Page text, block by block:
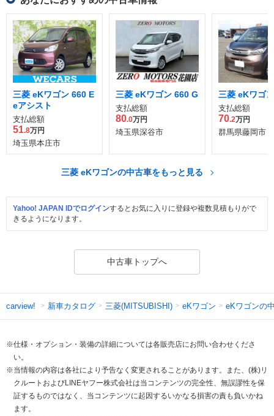
三菱 eKワゴン 660 E
eアシスト
支払総額
51.8万円
埼玉県本庄市
三菱 eKワゴン 660 G
支払総額
80.0万円
埼玉県深谷市
三菱 eKワゴ
支払総額
70.2万円
群馬県藤岡市
三菱 eKワゴンの中古車をもっと見る
Yahoo! JAPAN IDでログインするとお気に入りに登録や複数見積もりがで
きるようになります。
中古車トップへ
carview! 新車カタログ 三菱(MITSUBISHI) eKワゴン eKワゴンの
※仕様・オプション・装備の詳細については各販売店にお問い合わせくださ
い。
※当情報の内容は各社により予告なく変更されることがあります。また、(株)リ
クルートおよびLINEヤフー株式会社は当コンテンツの完全性、無誤謬性を保
証するものではなく、当コンテンツに起因するいかなる損害の責も負いかね
ます。